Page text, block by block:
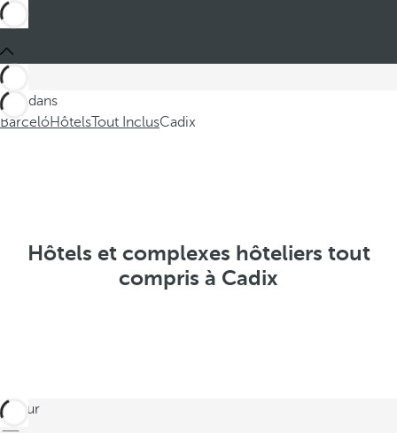
Ces dans
BarcelóHôtelsTout InclusCadix
Hôtels et complexes hôteliers tout
compris à Cadix
retour